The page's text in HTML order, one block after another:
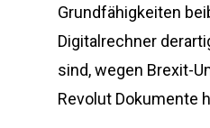
Grundfähigkeiten
Digitalrechner
sind, wegen Brexit-
Revolut Dokumente